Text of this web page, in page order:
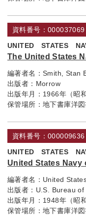
資料番号：000037069
UNITED STATES
The United States
編著者名： Smith, Stan
出版者： Morrow
出版年月： 1966年（昭
保管場所： 地下書庫洋
資料番号：000009636
UNITED STATES
United States
編著者名： United
出版者： U.S. Bureau
出版年月： 1948年（昭
保管場所： 地下書庫洋